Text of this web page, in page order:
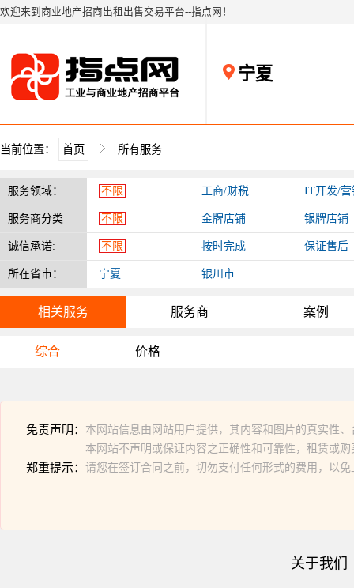
欢迎来到商业地产招商出租出售交易平台--指点网！
宁夏
当前位置： 首页 所有服务
服务领域： 不限 工商/财税 IT开发/营
服务商分类 不限 金牌店铺 银牌店铺
诚信承诺: 不限 按时完成 保证售后
所在省市： 宁夏 银川市
相关服务 服务商 案例
综合 价格
免责声明： 本网站信息由网站用户提供，其内容和图片的真实性
本网站不声明或保证内容之正确性和可靠性，租赁或
郑重提示： 请您在签订合同之前，切勿支付任何形式的费用，以免
关于我们